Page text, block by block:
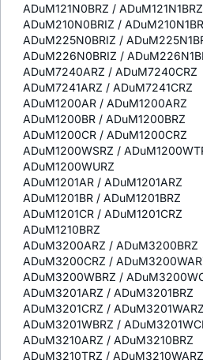
ADuM121N0BRZ / ADuM121N1BRZ
ADuM210N0BRIZ /
ADuM225N0BRIZ /
ADuM226N0BRIZ /
ADuM7240ARZ / ADuM7240CRZ
ADuM7241ARZ / ADuM7241CRZ
ADuM1200AR / ADuM1200ARZ
ADuM1200BR / ADuM1200BRZ
ADuM1200CR / ADuM1200CRZ
ADuM1200WSRZ /
ADuM1200WURZ
ADuM1201AR / ADuM1201ARZ
ADuM1201BR / ADuM1201BRZ
ADuM1201CR / ADuM1201CRZ
ADuM1210BRZ
ADuM3200ARZ / ADuM3200BRZ
ADuM3200CRZ /
ADuM3200WBRZ /
ADuM3201ARZ / ADuM3201BRZ
ADuM3201CRZ / ADuM3201WARZ
ADuM3201WBRZ /
ADuM3210ARZ / ADuM3210BRZ
ADuM3210TRZ / ADuM3210WARZ